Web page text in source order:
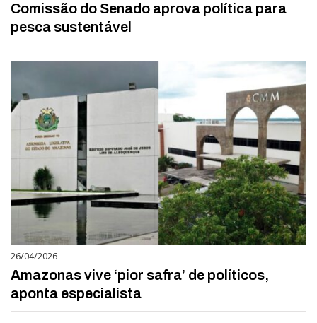
Comissão do Senado aprova política para
pesca sustentável
26/04/2026
Amazonas vive ‘pior safra’ de políticos,
aponta especialista